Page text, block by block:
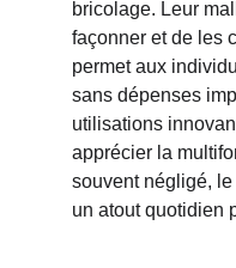
bricolage. Leur
façonner et de les
permet aux
sans dépenses
utilisations
apprécier la
souvent négligé,
un atout quotidien